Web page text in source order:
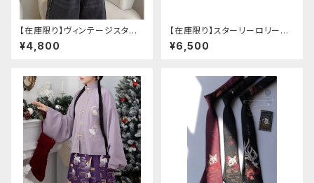
【在庫限り】ヴィンテージスタイ
ルバックルベルトシャツ
¥4,800
【在庫限り】スターリーロリータ
アンブレラ
¥6,500